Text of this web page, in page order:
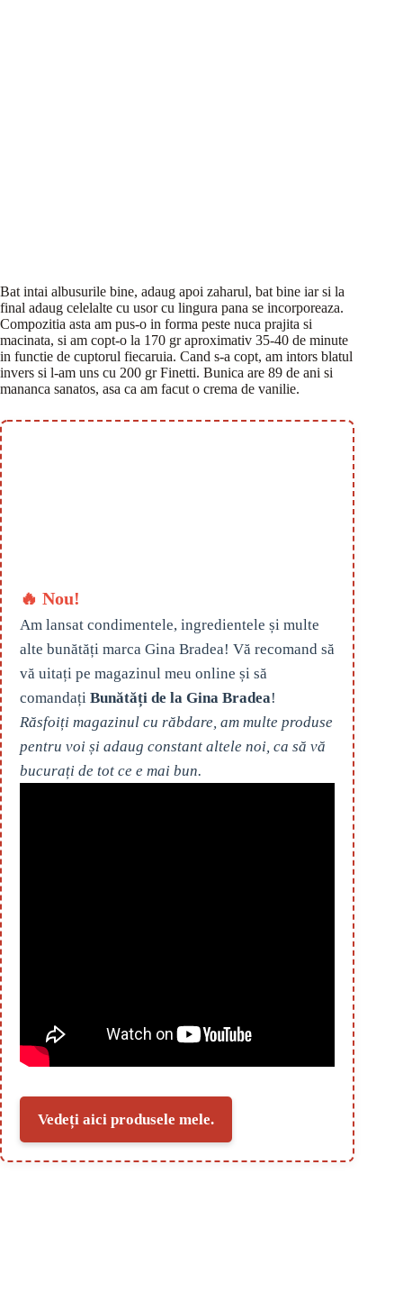
Bat intai albusurile bine, adaug apoi zaharul, bat bine iar si la
final adaug celelalte cu usor cu lingura pana se incorporeaza.
Compozitia asta am pus-o in forma peste nuca prajita si
macinata, si am copt-o la 170 gr aproximativ 35-40 de minute
in functie de cuptorul fiecaruia. Cand s-a copt, am intors blatul
invers si l-am uns cu 200 gr Finetti. Bunica are 89 de ani si
mananca sanatos, asa ca am facut o crema de vanilie.
🔥 Nou!
Am lansat condimentele, ingredientele și multe
alte bunătăți marca Gina Bradea! Vă recomand să
vă uitați pe magazinul meu online și să
comandați Bunătăți de la Gina Bradea!
Răsfoiți magazinul cu răbdare, am multe produse
pentru voi și adaug constant altele noi, ca să vă
bucurați de tot ce e mai bun.
Vedeți aici produsele mele.